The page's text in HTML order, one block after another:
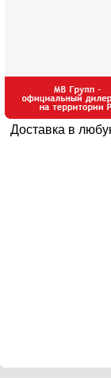
Доставка в